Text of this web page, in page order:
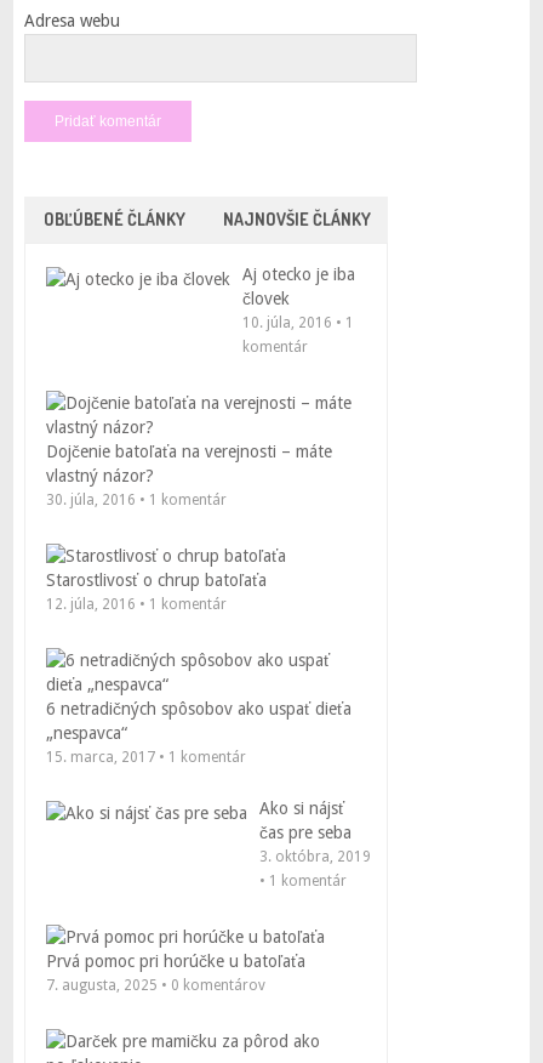
Adresa webu
OBĽÚBENÉ ČLÁNKY NAJNOVŠIE ČLÁNKY
Aj otecko je iba
človek
10. júla, 2016 • 1
komentár
Dojčenie batoľaťa na verejnosti – máte
vlastný názor?
30. júla, 2016 • 1 komentár
Starostlivosť o chrup batoľaťa
12. júla, 2016 • 1 komentár
6 netradičných spôsobov ako uspať dieťa
„nespavca“
15. marca, 2017 • 1 komentár
Ako si nájsť
čas pre seba
3. októbra, 2019
• 1 komentár
Prvá pomoc pri horúčke u batoľaťa
7. augusta, 2025 • 0 komentárov